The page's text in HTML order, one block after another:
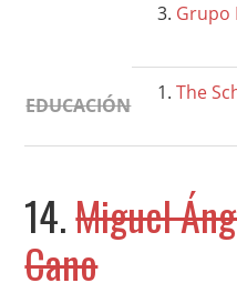
Grupo
EDUCACIÓN
The
14.Miguel
Cano